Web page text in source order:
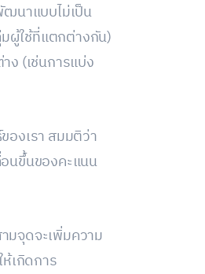
นาแบบไม่เป็น
ผู้ใช้ที่แตกต่างกัน)
(เช่นการแบ่ง
องเรา สมมติว่า
นขึ้นของคะแนน
มจุดจะเพิ่มความ
เกิดการ